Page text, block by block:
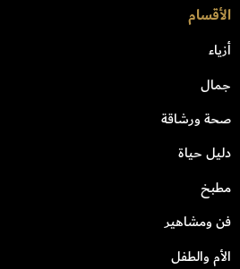
الأقسام
أزياء
جمال
صحة ورشاقة
دليل حياة
مطبخ
فن ومشاهير
الأم والطفل